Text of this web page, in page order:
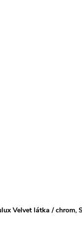
Velvet látka / chrom,